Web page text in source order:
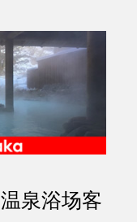
泉浴场客